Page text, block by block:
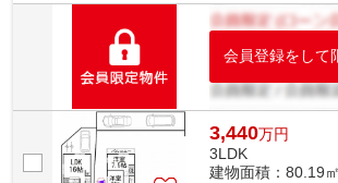
日用品を買うのに便利なスギ薬局山科椥...
会員登録をして
3,440万円
3LDK
建物面積：80.19